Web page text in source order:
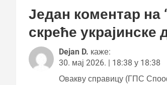
Један коментар на
скреће
Dejan D. каже:
30. мај 2026. | 18:38 у 18:38
Овакву справицу (ГПС